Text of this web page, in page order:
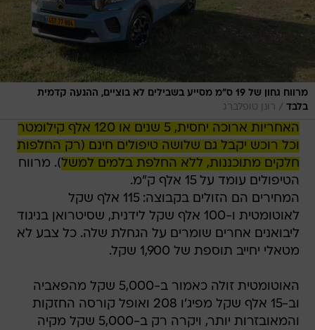
מרווח גחון של 19 ס"מ מסייע בשבילים לא בוציים, ההנעה קדמית
בלבד / רונן טופלברג
האחריות ארוכה יחסית, 5 שנים או 120 אלף קילומטר
וכל רוכש יקבל גם שלושה טיפולים חינם (רק החלפות
חלקים מתוכננות, ללא החלפת בלמים למשל). מרווח
הטיפולים עומד על 15 אלף ק"מ.
המחירים הם הזולים בקבוצה: 115 אלף שקל
לאוטומטית ו-100 אלף שקל לידנית, שסיטרואן בניגוד
ליבואנים אחרים שומרים על הגחלת שלה. כל צבע לא
מטאלי יחייב תוספת של 1,900 שקל.
האוטומטית זולה כאמור ב-5,000 שקל מהפאביה
וב-15 אלף שקל מפיג'ו 208 ואופל קורסה החזקות
והמאובזרות יותר, ויקרה רק ב-5,000 שקל מקיה